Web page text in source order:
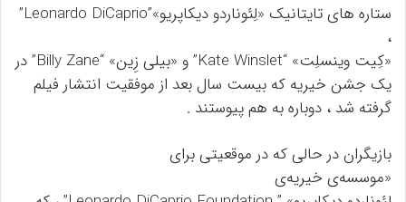
ستاره های تایتانیک «لِئوناردو دیکاپریو»”Leonardo DiCaprio”
،
«کِیت وینسلِت» “Kate Winslet” و «بیلی زِین» “Billy Zane” در
یک جشن خیریه‌ که بیست سال بعد از موفقیت انتشار فیلم
گرفته شد ، دوباره به هم پیوستند .
بازیگران در حالی که در موقعیتی برای
«موسسه‌ی خیریه‌ی